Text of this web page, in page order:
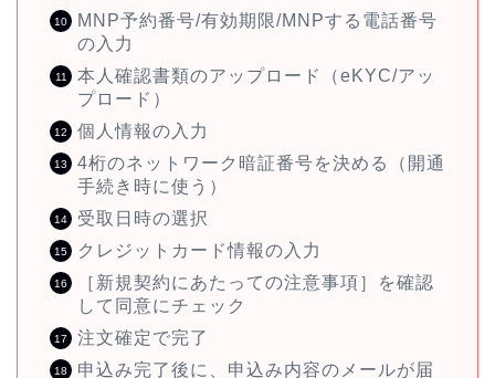
MNP予約番号/有効期限/MNPする電話番号
の入力
本人確認書類のアップロード（eKYC/アッ
プロード）
個人情報の入力
4桁のネットワーク暗証番号を決める（開通
手続き時に使う）
受取日時の選択
クレジットカード情報の入力
［新規契約にあたっての注意事項］を確認
して同意にチェック
注文確定で完了
申込み完了後に、申込み内容のメールが届